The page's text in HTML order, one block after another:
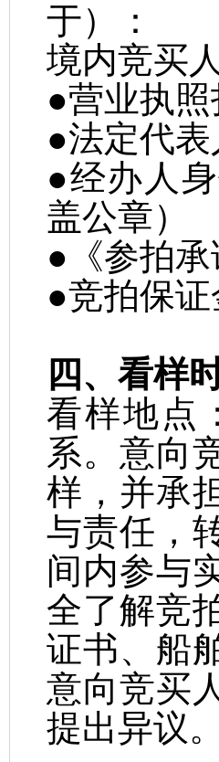
于）：
境内竞买
●营业执
●法定代
●经办人
盖公章）
●《参拍承
●竞拍保
四、看样
看样地点
系。意向
样，并承
与责任，
间内参与
全了解竞
证书、船
意向竞买
提出异议。